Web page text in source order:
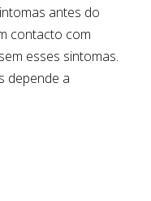
antes do
contacto com
esses sintomas.
depende a